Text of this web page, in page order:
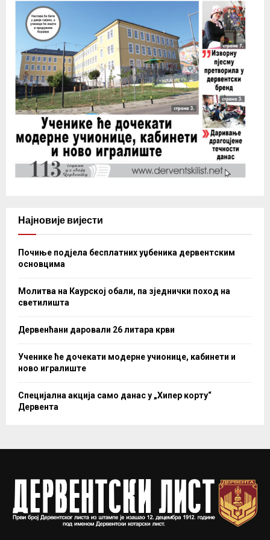
Најновије вијести
Почиње подјела бесплатних уџбеника дервентским
основцима
Молитва на Каурској обали, па зједнички поход на
светилишта
Дервенћани даровали 26 литара крви
Ученике ће дочекати модерне учионице, кабинети и
ново игралиште
Специјална акција само данас у „Хипер корту“
Дервента